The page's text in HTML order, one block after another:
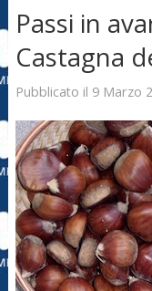
Passi in
Castagna
Pubblicato il 9 Marzo